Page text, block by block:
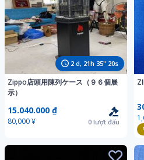
2 d, 21h 35" 19s
Zippo店頭用陳列ケース（９６個展
示）
15.040.000 ₫
80,000 ¥ 0 lượt đấu